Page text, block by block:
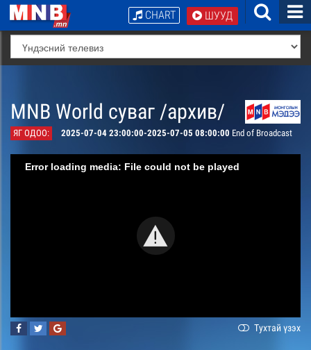
ШУУД
CHART
MNB World суваг /архив/
ЯГ ОДОО: 2025-07-04 23:00:00-2025-07-05 08:00:00 End of Broadcast
Error loading media: File could not be played
Тухтай үзэх